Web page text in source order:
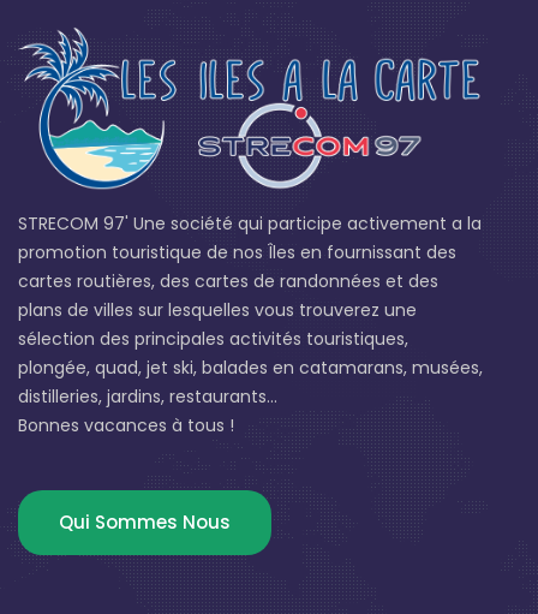
STRECOM 97' Une société qui participe activement a la
promotion touristique de nos Îles en fournissant des
cartes routières, des cartes de randonnées et des
plans de villes sur lesquelles vous trouverez une
sélection des principales activités touristiques,
plongée, quad, jet ski, balades en catamarans, musées,
distilleries, jardins, restaurants...
Bonnes vacances à tous !
Qui Sommes Nous